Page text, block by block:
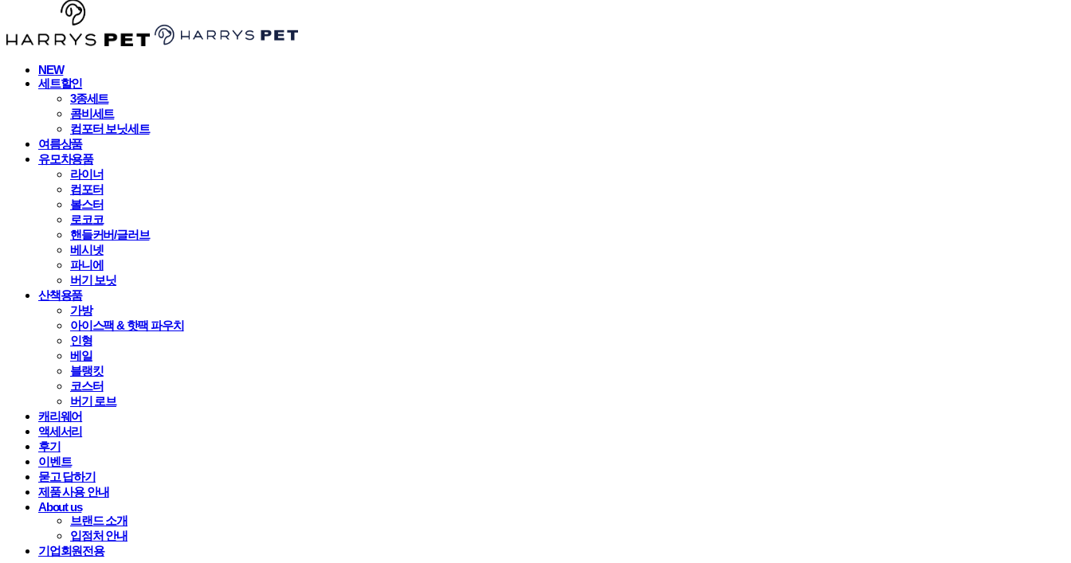
NEW
세트할인
3종세트
콤비세트
컴포터 보닛세트
여름상품
유모차용품
라이너
컴포터
볼스터
로코코
핸들커버/글러브
베시넷
파니에
버기 보닛
산책용품
가방
아이스팩 & 핫팩 파우치
인형
베일
블랭킷
코스터
버기 로브
캐리웨어
액세서리
후기
이벤트
묻고 답하기
제품 사용 안내
About us
브랜드 소개
입점처 안내
기업회원전용